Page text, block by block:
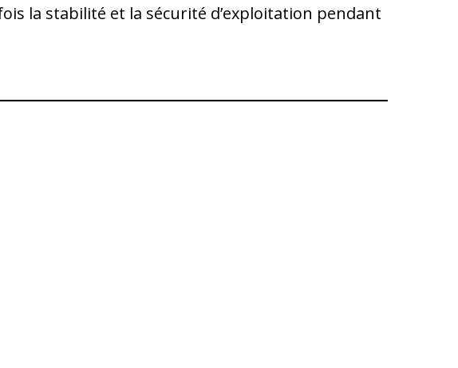
la stabilité et la sécurité d’exploitation pendant